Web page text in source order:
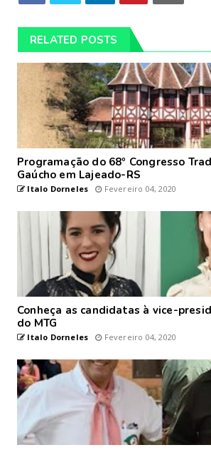
RELATED POSTS
Programação do 68º Congresso
Gaúcho em Lajeado-RS
Italo Dorneles Fevereiro 04, 2020
Conheça as candidatas à vice-
do MTG
Italo Dorneles Fevereiro 04, 2020